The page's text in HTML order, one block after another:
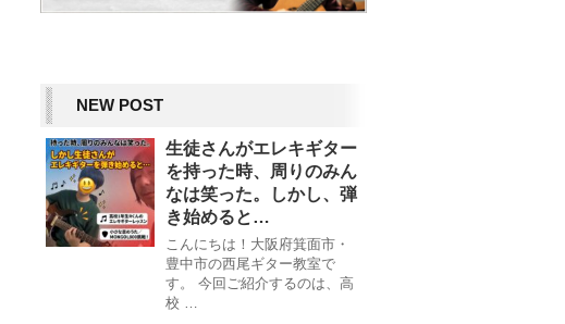
NEW POST
生徒さんがエレキギター
を持った時、周りのみん
なは笑った。しかし、弾
き始めると…
こんにちは！大阪府箕面市・
豊中市の西尾ギター教室で
す。 今回ご紹介するのは、高
校 …